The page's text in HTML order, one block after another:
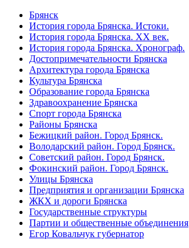
Брянск
История города Брянска. Истоки.
История города Брянска. XX век.
История города Брянска. Хронограф.
Достопримечательности Брянска
Архитектура города Брянска
Культура Брянска
Образование города Брянска
Здравоохранение Брянска
Спорт города Брянска
Районы Брянска
Бежицкий район. Город Брянск.
Володарский район. Город Брянск.
Советский район. Город Брянск.
Фокинский район. Город Брянск.
Улицы Брянска
Предприятия и организации Брянска
ЖКХ и дороги Брянска
Государственные структуры
Партии и общественные объединения
Егор Ковальчук губернатор